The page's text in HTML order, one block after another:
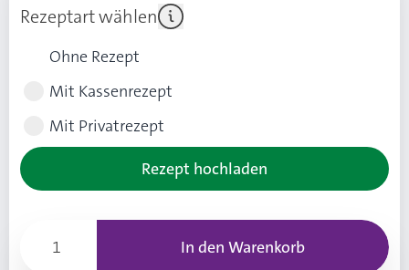
Rezeptart wählen
Ohne Rezept
Mit Kassenrezept
Mit Privatrezept
Rezept hochladen
In den Warenkorb